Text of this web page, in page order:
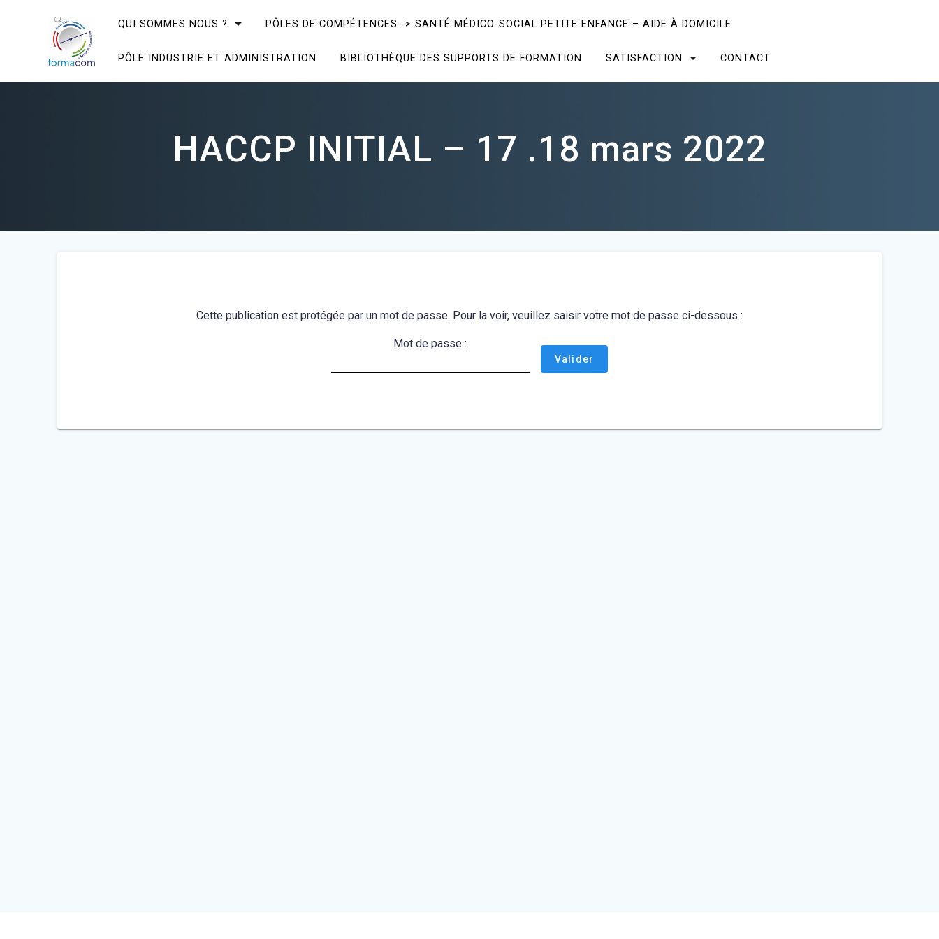
QUI SOMMES NOUS ? PÔLES DE COMPÉTENCES -> SANTÉ MÉDICO-SOCIAL PETITE ENFANCE – AIDE À DOMICILE
PÔLE INDUSTRIE ET ADMINISTRATION BIBLIOTHÈQUE DES SUPPORTS DE FORMATION SATISFACTION CONTACT
HACCP INITIAL – 17 .18 mars 2022
Cette publication est protégée par un mot de passe. Pour la voir, veuillez saisir votre mot de passe ci-dessous :
Mot de passe :